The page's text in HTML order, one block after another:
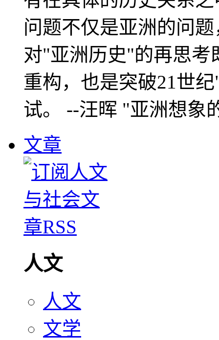
问题不仅是亚洲的问
对"亚洲历史"的再思考
重构，也是突破21世
试。 --汪晖 "亚洲想象
文章
人文
人文
文学